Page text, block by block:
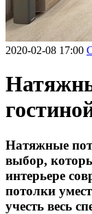
2020-02-08 17:00
Натяжные
выбор,
интерьере
потолки
учесть весь